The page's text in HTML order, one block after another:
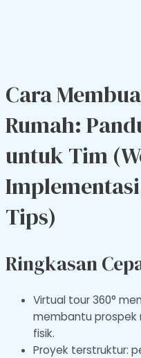
Cara
Rumah:
untuk Tim
Tips)
Ringkasan
Virtual tour 360°
membantu prospek
fisik.
Proyek terstruktur: